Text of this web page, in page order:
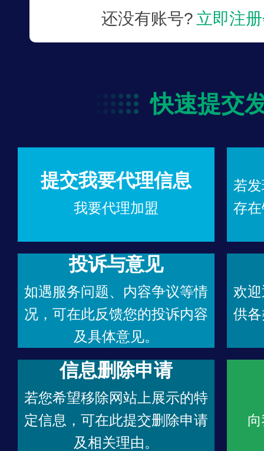
还没有账号? 立即注
快速提交
提交我要代理信息
我要代理加盟
若
存
投诉与意见
如遇服务问题、内容争议等情
况，可在此反馈您的投诉内容
及具体意见。
欢
供
信息删除申请
若您希望移除网站上展示的特
定信息，可在此提交删除申请
及相关理由。